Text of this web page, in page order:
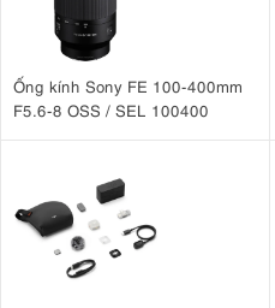
Ống kính Sony FE 100-400mm
F5.6-8 OSS / SEL 100400